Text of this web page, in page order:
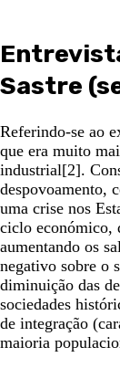
Sastre
Referindo-se ao
que era muito
industrial[2].
despovoamento,
uma crise nos
ciclo económico,
aumentando os
negativo sobre o
diminuição das
sociedades
de integração
maioria